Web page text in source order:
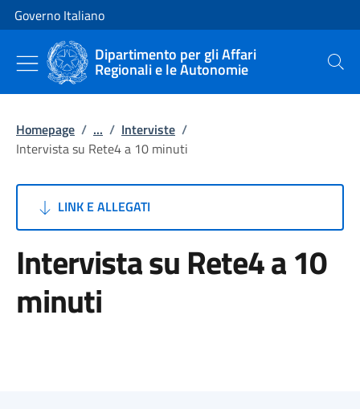
Vai al contenuto
Vai alla navigazione del sito
Governo Italiano
Dipartimento per gli Affari
Regionali e le Autonomie Cerca
Homepage / ... / Interviste /
Intervista su Rete4 a 10 minuti
LINK E ALLEGATI
Intervista su Rete4 a 10
minuti